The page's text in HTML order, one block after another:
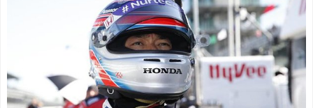
Kalendář F1
Výsledky F1
Týmy a jezdci F1